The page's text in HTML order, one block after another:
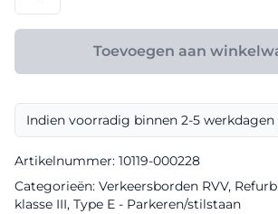
E02
III
Sign
aantal
Toevoegen aan
Indien voorradig binnen 2-5 werkdagen
Artikelnummer: 10119-000228
Categorieën: Verkeersborden RVV,
klasse III, Type E - Parkeren/stilstaan